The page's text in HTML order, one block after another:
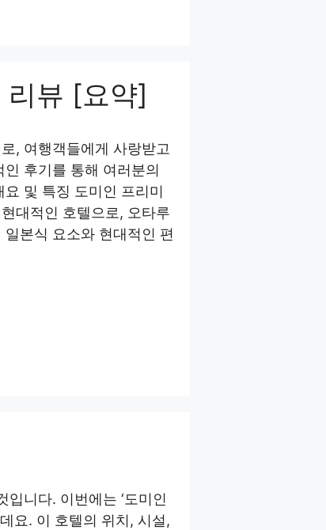
리뷰 [요약]
, 여행객들에게 사랑받고
후기를 통해 여러분의
요 및 특징 도미인 프리미
대적인 호텔으로, 오타루
본식 요소와 현대적인 편
니다. 이번에는 ‘도미인
요. 이 호텔의 위치, 시설,